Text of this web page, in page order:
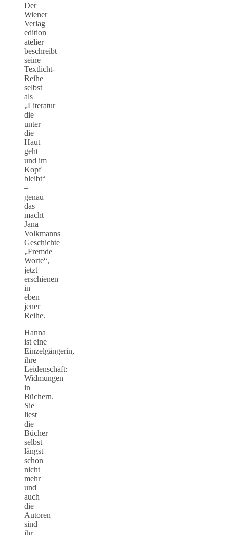
Der
Wiener
Verlag
edition
atelier
beschreibt
seine
Textlicht-
Reihe
selbst
als
„Literatur
die
unter
die
Haut
geht
und im
Kopf
bleibt“
–
genau
das
macht
Jana
Volkmanns
Geschichte
„Fremde
Worte“,
jetzt
erschienen
in
eben
jener
Reihe.
Hanna
ist eine
Einzelgängerin,
ihre
Leidenschaft:
Widmungen
in
Büchern.
Sie
liest
die
Bücher
selbst
längst
schon
nicht
mehr
und
auch
die
Autoren
sind
ihr